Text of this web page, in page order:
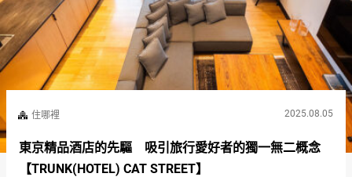
住哪裡 2025.08.05
東京精品酒店的先驅 吸引旅行愛好者的獨一無二概念
【TRUNK(HOTEL) CAT STREET】